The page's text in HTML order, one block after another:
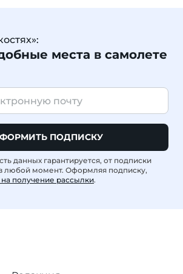
места в самолете
ПОДПИСКУ
данных гарантируется, от подписки
любой момент. Оформляя подписку,
получение рассылки.